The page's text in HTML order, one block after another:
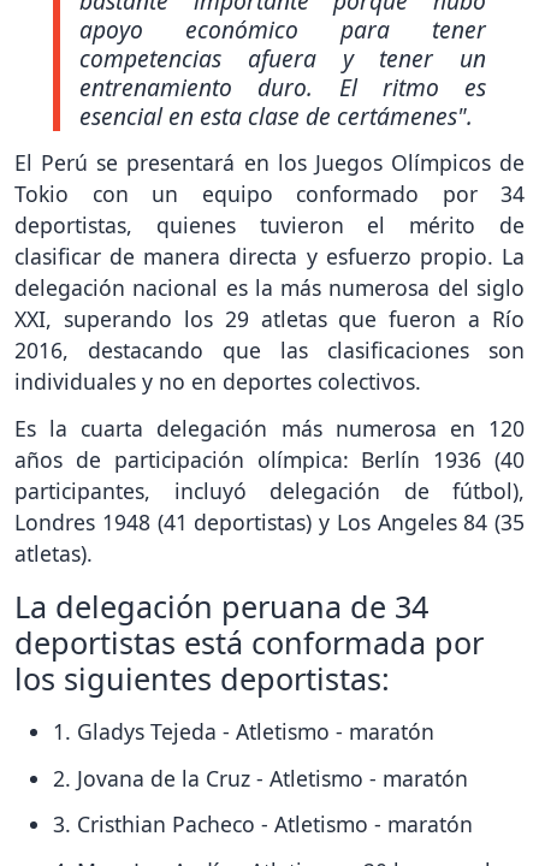
apoyo económico para tener
competencias afuera y tener un
entrenamiento duro. El ritmo es
esencial en esta clase de certámenes".
El Perú se presentará en los Juegos Olímpicos de
Tokio con un equipo conformado por 34
deportistas, quienes tuvieron el mérito de
clasificar de manera directa y esfuerzo propio. La
delegación nacional es la más numerosa del siglo
XXI, superando los 29 atletas que fueron a Río
2016, destacando que las clasificaciones son
individuales y no en deportes colectivos.
Es la cuarta delegación más numerosa en 120
años de participación olímpica: Berlín 1936 (40
participantes, incluyó delegación de fútbol),
Londres 1948 (41 deportistas) y Los Angeles 84 (35
atletas).
La delegación peruana de 34
deportistas está conformada por
los siguientes deportistas:
1. Gladys Tejeda - Atletismo - maratón
2. Jovana de la Cruz - Atletismo - maratón
3. Cristhian Pacheco - Atletismo - maratón